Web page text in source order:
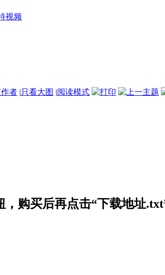
视频
者 |只看大图 |阅读模式
购买后再点击“下载地址